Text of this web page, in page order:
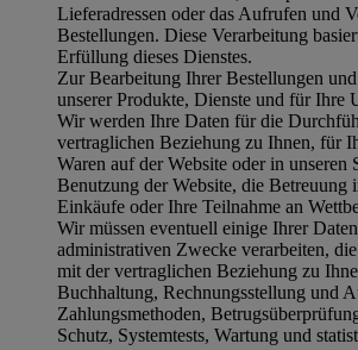
Lieferadressen oder das Aufrufen und
Bestellungen. Diese Verarbeitung
Erfüllung dieses Dienstes.
Zur Bearbeitung Ihrer Bestellungen
unserer Produkte, Dienste und für Ihre
Wir werden Ihre Daten für die
vertraglichen Beziehung zu Ihnen, für
Waren auf der Website oder in unseren
Benutzung der Website, die Betreuung
Einkäufe oder Ihre Teilnahme an
Wir müssen eventuell einige Ihrer
administrativen Zwecke verarbeiten,
mit der vertraglichen Beziehung zu
Buchhaltung, Rechnungsstellung und
Zahlungsmethoden,
Schutz, Systemtests, Wartung und